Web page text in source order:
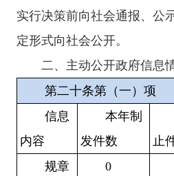
实行决策前向社会通报、公
定形式向社会公开。
二、主动公开政府信息
第二十条第（一）项
信息
内容
本年制
发件数
止
规章
0